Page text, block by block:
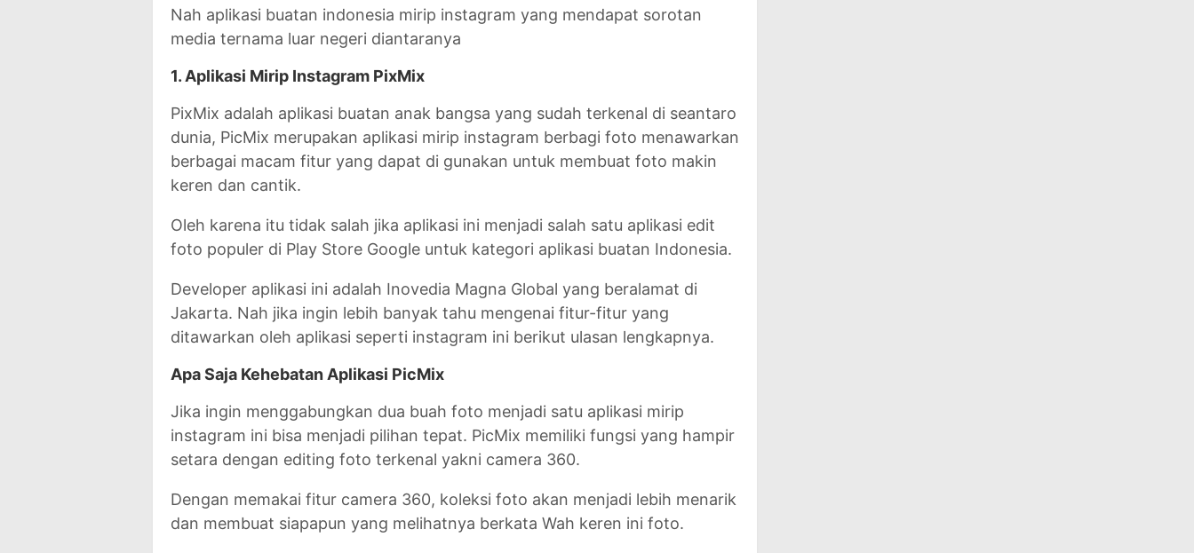
Nah aplikasi buatan indonesia mirip instagram yang mendapat sorotan
media ternama luar negeri diantaranya
1. Aplikasi Mirip Instagram PixMix
PixMix adalah aplikasi buatan anak bangsa yang sudah terkenal di seantaro
dunia, PicMix merupakan aplikasi mirip instagram berbagi foto menawarkan
berbagai macam fitur yang dapat di gunakan untuk membuat foto makin
keren dan cantik.
Oleh karena itu tidak salah jika aplikasi ini menjadi salah satu aplikasi edit
foto populer di Play Store Google untuk kategori aplikasi buatan Indonesia.
Developer aplikasi ini adalah Inovedia Magna Global yang beralamat di
Jakarta. Nah jika ingin lebih banyak tahu mengenai fitur-fitur yang
ditawarkan oleh aplikasi seperti instagram ini berikut ulasan lengkapnya.
Apa Saja Kehebatan Aplikasi PicMix
Jika ingin menggabungkan dua buah foto menjadi satu aplikasi mirip
instagram ini bisa menjadi pilihan tepat. PicMix memiliki fungsi yang hampir
setara dengan editing foto terkenal yakni camera 360.
Dengan memakai fitur camera 360, koleksi foto akan menjadi lebih menarik
dan membuat siapapun yang melihatnya berkata Wah keren ini foto.